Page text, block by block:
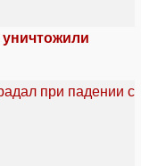
уничтожили